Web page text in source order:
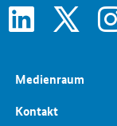
linkedin
Medienraum
Kontakt